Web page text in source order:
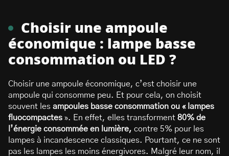
Choisir une ampoule
économique : lampe basse
consommation ou LED ?
Choisir une ampoule économique, c’est choisir une
ampoule qui consomme peu. Et pour cela, on choisit
souvent les ampoules basse consommation ou « lampes
fluocompactes ». En effet, elles transforment 80% de
l’énergie consommée en lumière, contre 5% pour les
lampes à incandescence classiques. Pourtant, ce ne sont
pas les lampes les moins énergivores. Malgré leur nom, il